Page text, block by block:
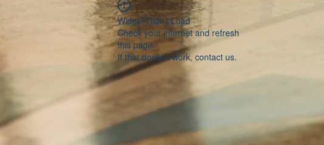
Widget Didn’t Load
Check your internet and refresh
this page.
If that doesn’t work, contact us.